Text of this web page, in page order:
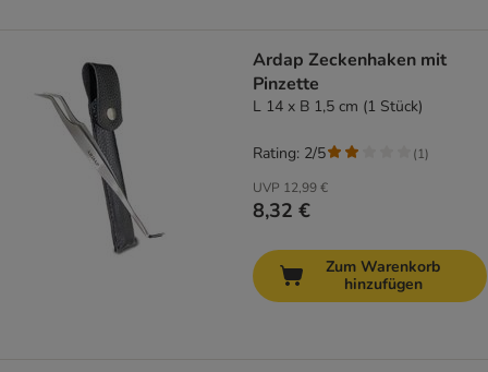
Ardap Zeckenhaken mit
Pinzette
L 14 x B 1,5 cm (1 Stück)
UVP 12,99 €
8,32 €
Rating: 2/5 (1)
Zum Warenkorb
hinzufügen